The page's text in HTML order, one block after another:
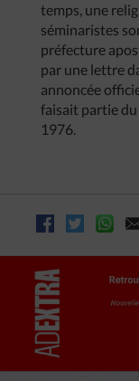
temps, une
séminaristes
préfecture
par une lettre
annoncée
faisait partie du
1976.